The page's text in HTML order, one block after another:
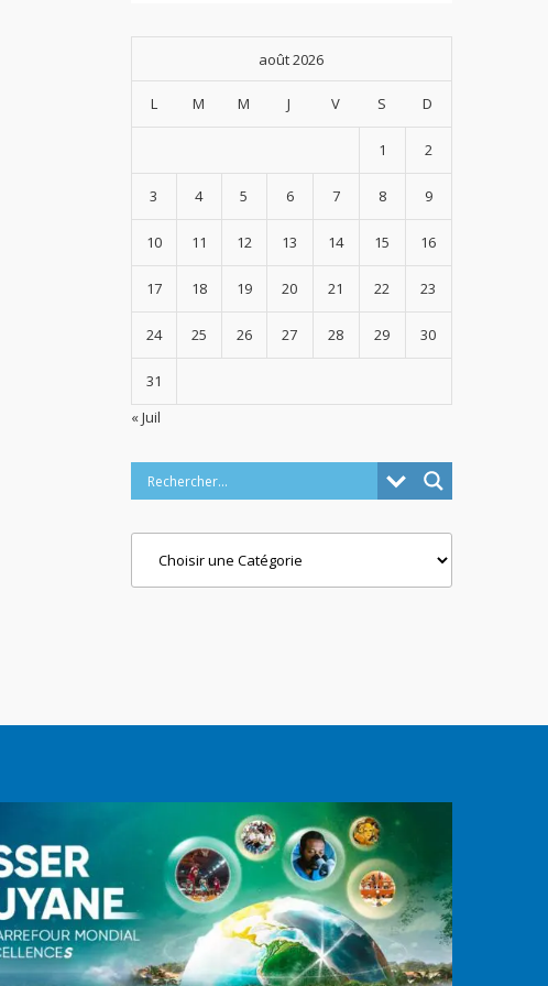
août 2026
L M M J V S D
1 2
3 4 5 6 7 8 9
10 11 12 13 14 15 16
17 18 19 20 21 22 23
24 25 26 27 28 29 30
31
« Juil